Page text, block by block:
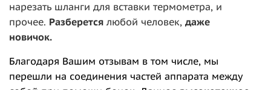
нарезать шланги для вставки термометра, и
прочее. Разберется любой человек, даже
новичок.
Благодаря Вашим отзывам в том числе, мы
перешли на соединения частей аппарата между